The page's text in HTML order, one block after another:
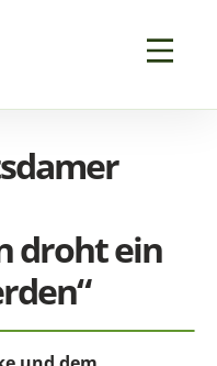
droht ein